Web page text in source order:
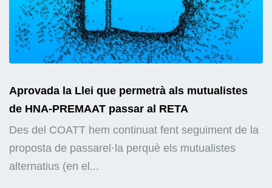
Aprovada la Llei que permetrà als mutualistes
de HNA-PREMAAT passar al RETA
Des del COATT hem continuat fent seguiment de la
proposta de passarel·la perquè els mutualistes
alternatius (en el...